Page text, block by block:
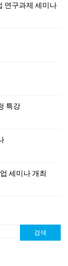
연구과제 세미나
특강
세미나 개최
검색